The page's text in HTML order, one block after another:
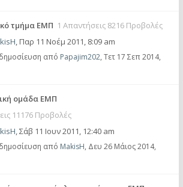
τμήμα ΕΜΠ 1 Απαντήσεις 8216 Προβολές
, Παρ 11 Νοέμ 2011, 8:09 am
από Papajim202, Τετ 17 Σεπ 2014,
ομάδα ΕΜΠ
11176 Προβολές
,Σάβ 11 Ιουν 2011, 12:40 am
από MakisH, Δευ 26 Μάιος 2014,